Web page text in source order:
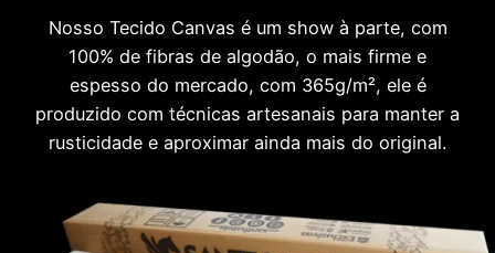
Nosso Tecido Canvas é um show à parte, com
100% de fibras de algodão, o mais firme e
espesso do mercado, com 365g/m², ele é
produzido com técnicas artesanais para manter a
rusticidade e aproximar ainda mais do original.